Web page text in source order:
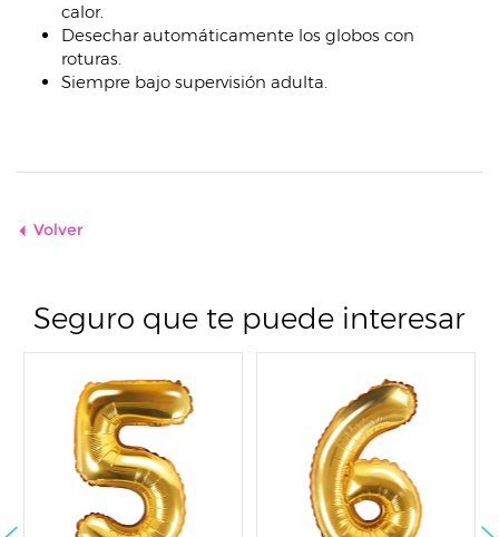
calor.
Desechar automáticamente los globos con
roturas.
Siempre bajo supervisión adulta.
Volver
Seguro que te puede interesar